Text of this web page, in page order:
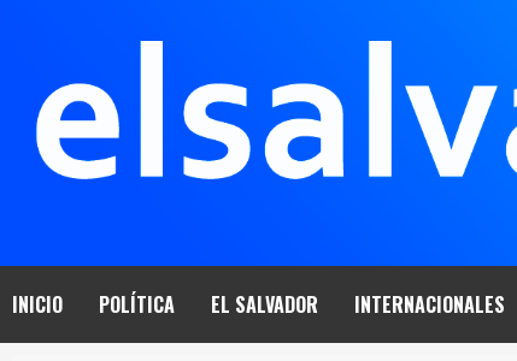
INICIO POLÍTICA EL SALVADOR INTERNACIONALES